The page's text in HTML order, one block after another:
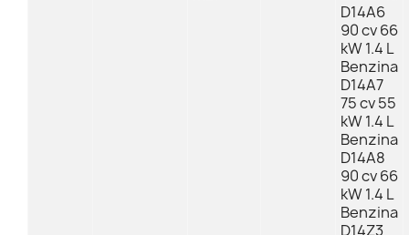
D14A6
90 cv 66
kW 1.4 L
Benzina
D14A7
75 cv 55
kW 1.4 L
Benzina
D14A8
90 cv 66
kW 1.4 L
Benzina
D14Z3